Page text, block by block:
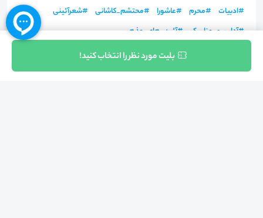
#ادبیات #محرم #عاشورا #محتشم_کاشانی #شعرآئینی
#آداب_و_مناسک #آئین_های_مذهبی
بلیت مورد نظر را انتخاب کنید!